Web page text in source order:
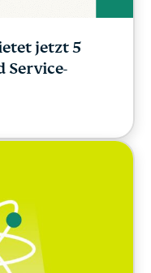
jetzt 5
Service-